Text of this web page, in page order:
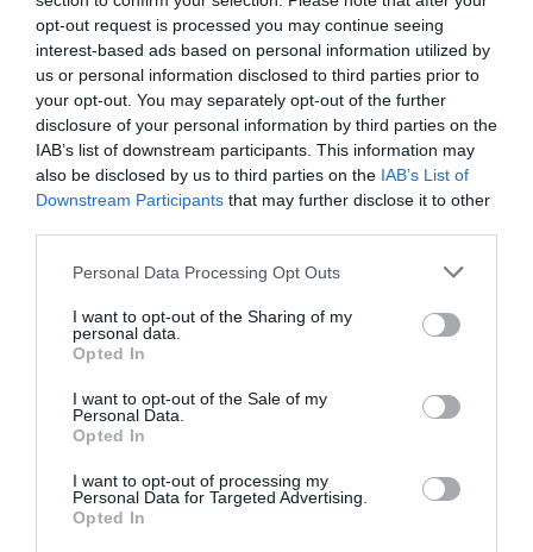
opt-out request is processed you may continue seeing
interest-based ads based on personal information utilized by
us or personal information disclosed to third parties prior to
your opt-out. You may separately opt-out of the further
disclosure of your personal information by third parties on the
IAB’s list of downstream participants. This information may
also be disclosed by us to third parties on the IAB’s List of
Downstream Participants that may further disclose it to other
Please note that this website/app uses one or more Google
not limited to your visit or usage behaviour. You may click to
grant or deny consent to Google and its third-party tags to
use your data for below specified purposes in below Google
consent section.
Personal Data Processing Opt Outs
I want to opt-out of the Sharing of my
personal data.
Opted In
I want to opt-out of the Sale of my
Personal Data.
Opted In
I want to opt-out of processing my
Personal Data for Targeted Advertising.
Opted In
kikerülőellenzéki jelölttel szemben.
Kép forrása: Heves Megyei Kormányhivatal